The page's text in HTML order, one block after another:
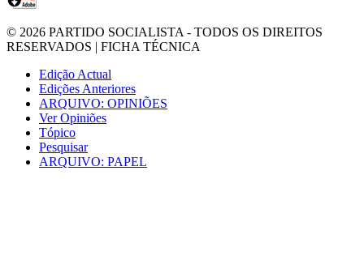
© 2026 PARTIDO SOCIALISTA - TODOS OS DIREITOS
RESERVADOS | FICHA TÉCNICA
Edição Actual
Edições Anteriores
ARQUIVO: OPINIÕES
Ver Opiniões
Tópico
Pesquisar
ARQUIVO: PAPEL